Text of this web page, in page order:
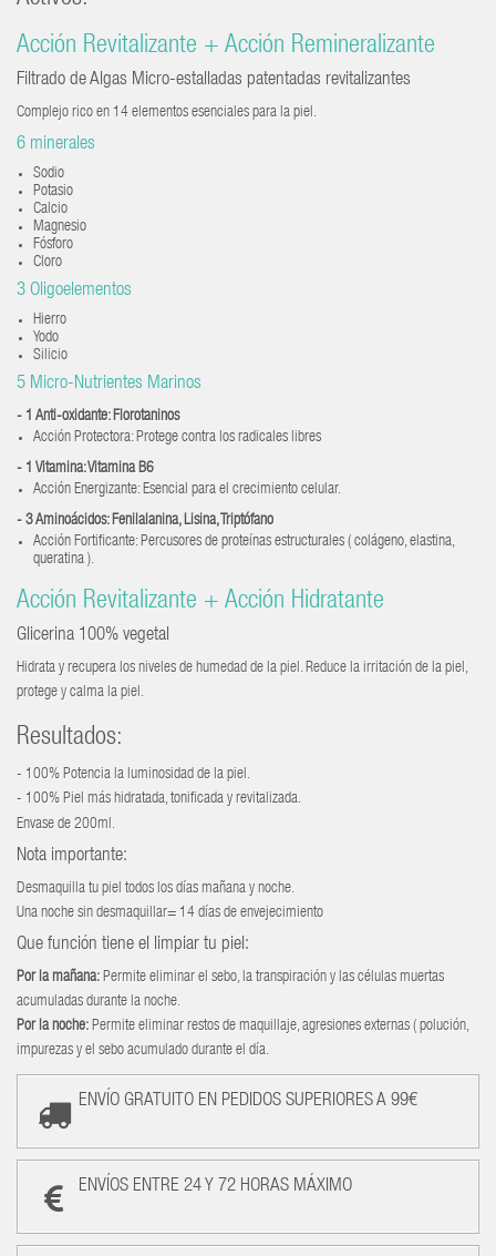
Acción Revitalizante + Acción Remineralizante
Filtrado de Algas Micro-estalladas patentadas revitalizantes
Complejo rico en 14 elementos esenciales para la piel.
6 minerales
Sodio
Potasio
Calcio
Magnesio
Fósforo
Cloro
3 Oligoelementos
Hierro
Yodo
Silicio
5 Micro-Nutrientes Marinos
- 1 Anti-oxidante: Florotaninos
Acción Protectora: Protege contra los radicales libres
- 1 Vitamina: Vitamina B6
Acción Energizante: Esencial para el crecimiento celular.
- 3 Aminoácidos: Fenilalanina, Lisina, Triptófano
Acción Fortificante: Percusores de proteínas estructurales ( colágeno, elastina,
queratina ).
Acción Revitalizante + Acción Hidratante
Glicerina 100% vegetal
Hidrata y recupera los niveles de humedad de la piel. Reduce la irritación de la piel,
protege y calma la piel.
Resultados:
- 100% Potencia la luminosidad de la piel.
- 100% Piel más hidratada, tonificada y revitalizada.
Envase de 200ml.
Nota importante:
Desmaquilla tu piel todos los días mañana y noche.
Una noche sin desmaquillar= 14 días de envejecimiento
Que función tiene el limpiar tu piel:
Por la mañana: Permite eliminar el sebo, la transpiración y las células muertas
acumuladas durante la noche.
Por la noche: Permite eliminar restos de maquillaje, agresiones externas ( polución,
impurezas y el sebo acumulado durante el día.
ENVÍO GRATUITO EN PEDIDOS SUPERIORES A 99€
ENVÍOS ENTRE 24 Y 72 HORAS MÁXIMO